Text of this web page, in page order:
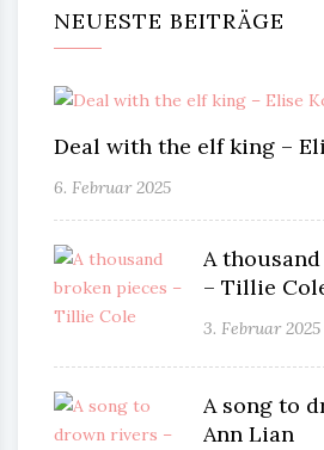
NEUESTE BEITRÄGE
Deal with the elf king –
6. Februar 2025
A
– Tillie
3. Februar 2025
A song to
Ann Lian